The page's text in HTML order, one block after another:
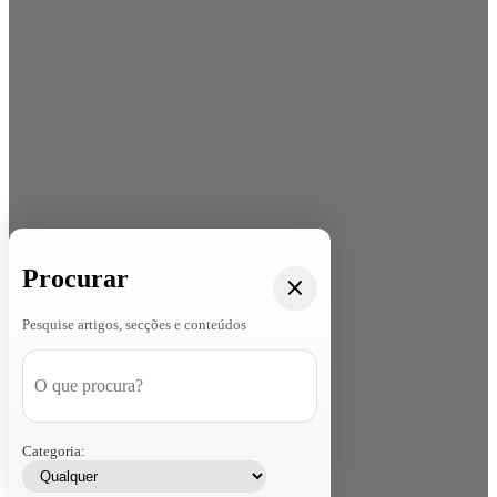
Procurar
Pesquise artigos, secções e conteúdos
Categoria: